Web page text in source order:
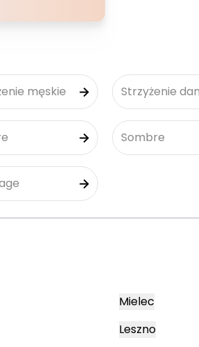
męskie Strzyżenie
Sombre
Mielec
Leszno